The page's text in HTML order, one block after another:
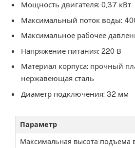
Мощность двигателя: 0,37 кВт
Максимальный поток воды:
Максимальное рабочее
Напряжение питания: 220 В
Материал корпуса: прочный
нержавеющая сталь
Диаметр подключения: 32 мм
Параметр
Максимальная высота подъема